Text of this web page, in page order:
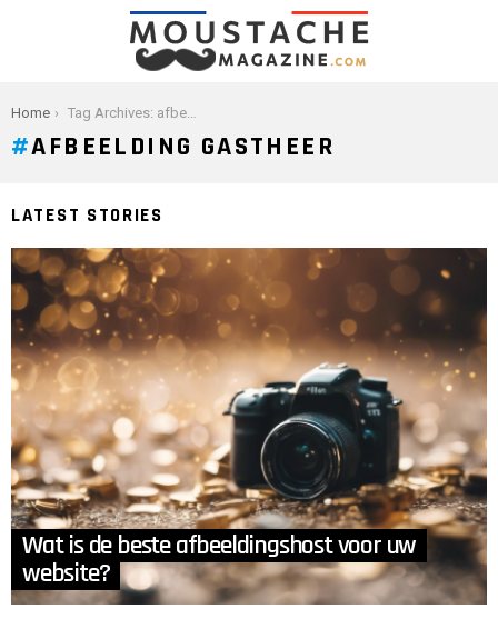
You are here:
Home Tag Archives: afbeelding gastheer
AFBEELDING GASTHEER
LATEST STORIES
Wat is de beste afbeeldingshost voor uw
website?